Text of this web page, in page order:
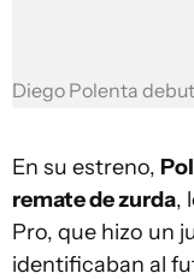
Diego Polenta
En su estreno,
remate de zurda,
Pro, que hizo un
identificaban al